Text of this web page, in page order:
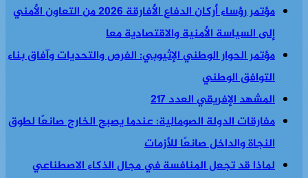
مؤتمر رؤساء أركان الدفاع الأفارقة 2026 من التعاون الأمني
إلى السياسة الأمنية والاقتصادية معا
مؤتمر الحوار الوطني الإثيوبي: الفرص والتحديات وآفاق بناء
التوافق الوطني
المشهد الإفريقي العدد 217
مفارقات الدولة الصومالية: عندما يصبح الخارج صانعًا لطوق
النجاة والداخل صانعًا للأزمات
لماذا قد تجعل المنافسة في مجال الذكاء الاصطناعي